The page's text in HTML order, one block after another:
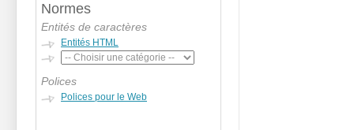
Normes
Entités de caractères
Entités HTML
Polices
Polices pour le Web